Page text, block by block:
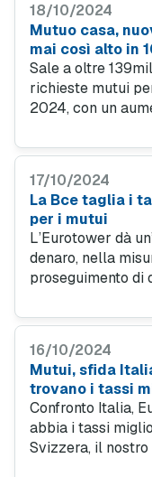
18/10/2024
Mutuo casa,
mai così alto in
Sale a oltre
richieste mutui
2024, con un
immobili. Scopri
17/10/2024
La Bce taglia i
per i mutui
L’Eurotower dà
denaro, nella
proseguimento di
dell’inflazione.
16/10/2024
Mutui, sfida
trovano i tassi
Confronto Italia,
abbia i tassi
Svizzera, il nostro